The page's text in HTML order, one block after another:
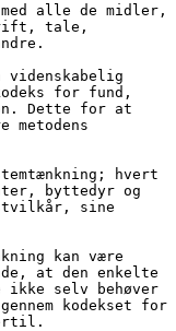
alle de midler,
tale,
for fund,
Dette for at
hvert
byttedyr og
sine
kan være
at den enkelte
ikke selv behøver
kodekset for